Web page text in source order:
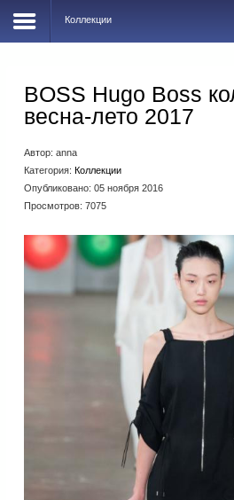
Коллекции
BOSS Hugo Boss
весна-лето 2017
Автор: anna
Категория: Коллекции
Опубликовано: 05 ноября 2016
Просмотров: 7075